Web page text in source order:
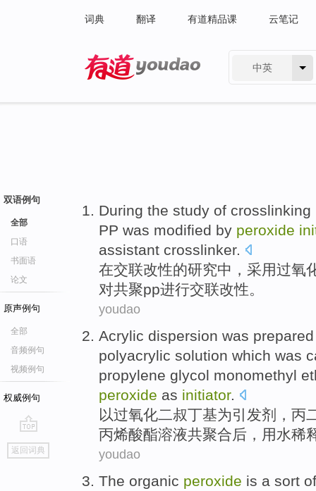
词典 翻译 有道精品课 云笔记
中英
双语例句
全部
口语
书面语
论文
原声例句
全部
音频例句
视频例句
权威例句
go
top
返回词典
During the study of crosslinking
PP was modified by peroxide
assistant crosslinker.
在交联改性的研究中， 采用过氧
对共聚pp进行交联改性。
youdao
Acrylic dispersion was
polyacrylic solution which was
propylene glycol monomethyl
peroxide as initiator.
以过氧化二叔丁基为引发剂 ， 丙
丙烯酸酯溶液共聚合后， 用水稀
youdao
The organic peroxide is a sort of